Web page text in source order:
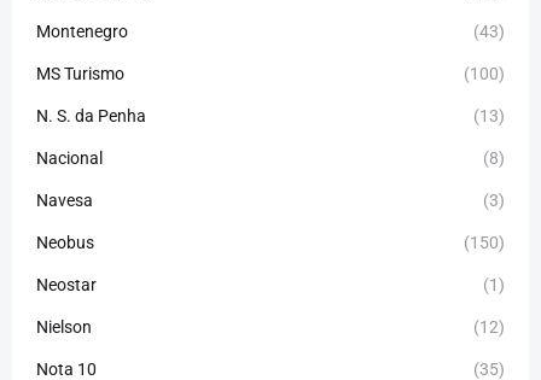
Montenegro (43)
MS Turismo (100)
N. S. da Penha (13)
Nacional (8)
Navesa (3)
Neobus (150)
Neostar (1)
Nielson (12)
Nota 10 (35)